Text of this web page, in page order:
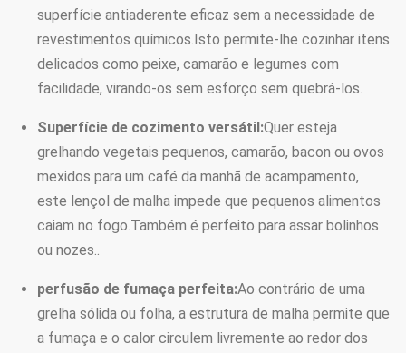
superfície antiaderente eficaz sem a necessidade de
revestimentos químicos.Isto permite-lhe cozinhar itens
delicados como peixe, camarão e legumes com
facilidade, virando-os sem esforço sem quebrá-los.
Superfície de cozimento versátil:Quer esteja
grelhando vegetais pequenos, camarão, bacon ou ovos
mexidos para um café da manhã de acampamento,
este lençol de malha impede que pequenos alimentos
caiam no fogo.Também é perfeito para assar bolinhos
ou nozes..
perfusão de fumaça perfeita:Ao contrário de uma
grelha sólida ou folha, a estrutura de malha permite que
a fumaça e o calor circulem livremente ao redor dos